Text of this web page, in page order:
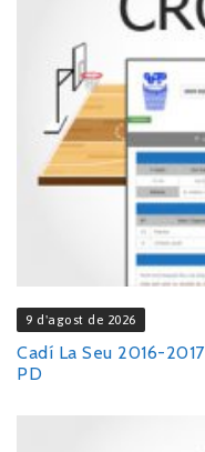
9 d'agost de 2026
Cadí La Seu 2016-
PD